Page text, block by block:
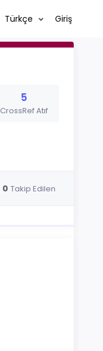
Türkçe Giriş
5
CrossRef Atıf
0 Takip Edilen